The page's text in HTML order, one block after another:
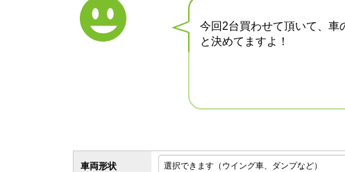
今回2台買わせて頂いて、車
と決めてますよ！
車両形状